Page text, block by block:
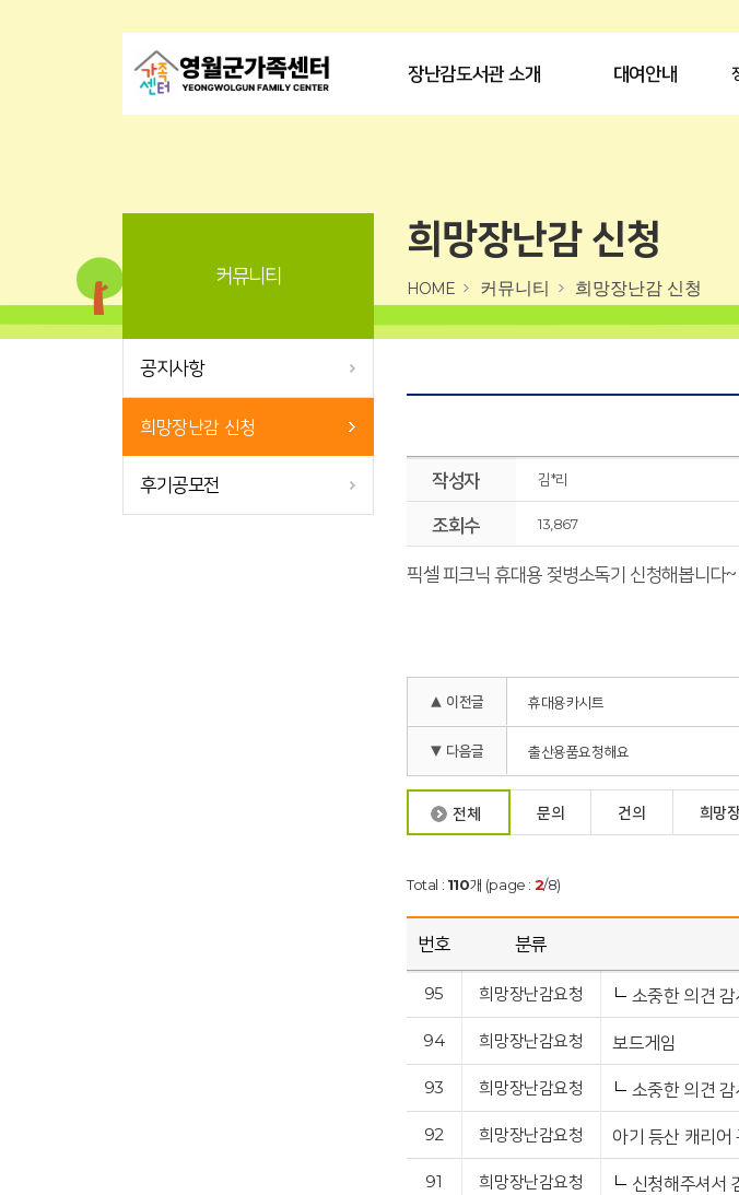
장난감도서관 소개 대여안내
커뮤니티
공지사항
희망장난감 신청
후기공모전
희망장난감 신청
HOME 커뮤니티 희망장난감 신청
작성자 김*리
조회수 13,867
픽셀 피크닉 휴대용 젖병소독기 신청해봅니다~
▲ 이전글 휴대용카시트
▼ 다음글 출산용품요청해요
전체 문의 건의 희망
Total : 110개 (page : 2/8)
번호 분류
95 희망장난감요청 소중한 의견 감
94 희망장난감요청 보드게임
93 희망장난감요청 소중한 의견
92 희망장난감요청 아기 등산 캐리
91 희망장난감요청 신청해주셔서